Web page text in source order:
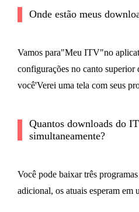
Onde estão meus
Vamos para"Meu ITV"no
configurações no canto
você'Verei uma tela com seus
Quantos downloads do
simultaneamente?
Você pode baixar três
adicional, os atuais esperam em